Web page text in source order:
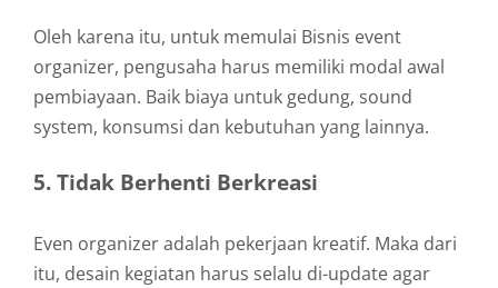
Oleh karena itu, untuk memulai Bisnis event
organizer, pengusaha harus memiliki modal awal
pembiayaan. Baik biaya untuk gedung, sound
system, konsumsi dan kebutuhan yang lainnya.
5. Tidak Berhenti Berkreasi
Even organizer adalah pekerjaan kreatif. Maka dari
itu, desain kegiatan harus selalu di-update agar